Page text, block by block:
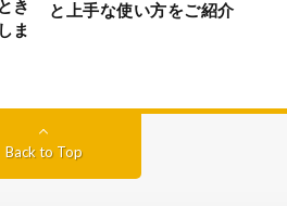
き
ま
と上手な使い方をご紹介
Back to Top